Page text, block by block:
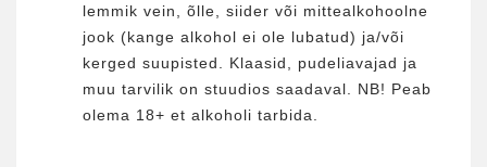
lemmik vein, õlle, siider või mittealkohoolne
jook (kange alkohol ei ole lubatud) ja/või
kerged suupisted. Klaasid, pudeliavajad ja
muu tarvilik on stuudios saadaval. NB! Peab
olema 18+ et alkoholi tarbida.